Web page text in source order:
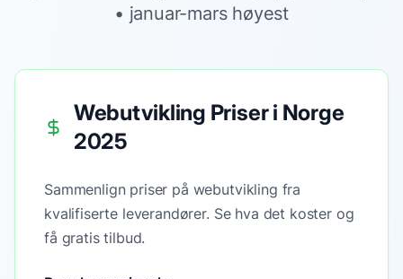
• januar-mars høyest
Webutvikling Priser i Norge
2025
Sammenlign priser på webutvikling fra
kvalifiserte leverandører. Se hva det koster og
få gratis tilbud.